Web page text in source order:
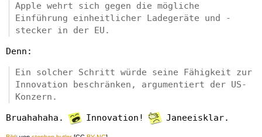
Apple wehrt sich gegen die mögliche
Einführung einheitlicher Ladegeräte und -
stecker in der EU.
Denn:
Ein solcher Schritt würde seine Fähigkeit zur
Innovation beschränken, argumentiert der US-
Konzern.
Bruahahaha.
Innovation! Janeeisklar.